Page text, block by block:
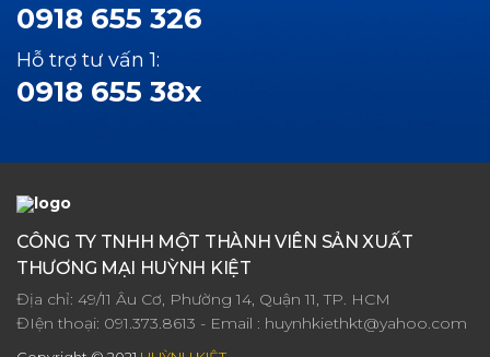
0918 655 326
Hỗ trợ tư vấn 1:
0918 655 38x
CÔNG TY TNHH MỘT THÀNH VIÊN SẢN XUẤT
THƯƠNG MẠI HUỲNH KIỆT
Địa chỉ: 49/11 Âu Cơ, Phường 14, Quận 11, TP. HCM
ĐIện thoại: 091.373.8613 - Email : huynhkiethkt@yahoo.com